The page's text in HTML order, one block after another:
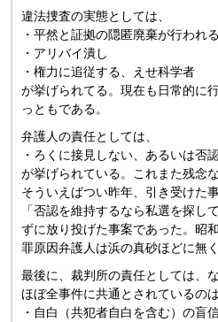
違法捜査の実態としては、
・平然と証拠の隠匿廃棄が行われ
・アリバイ潰し
・権力に追従する、えせ科学者
が挙げられてる。現在も日常的に
っともである。
弁護人の責任としては、
・ろくに接見しない、あるいは否
が挙げられている。これまた残念
そういえばつい昨年、引き受けた
「否認を維持するなら私選を探し
ずに放り投げた事案であった。昭
罪原因弁護人は浜の真砂ほどに無
最後に、裁判所の責任としては、
ほぼ全事件に共通とされているのは
・自白（共犯者自白を含む）の盲信